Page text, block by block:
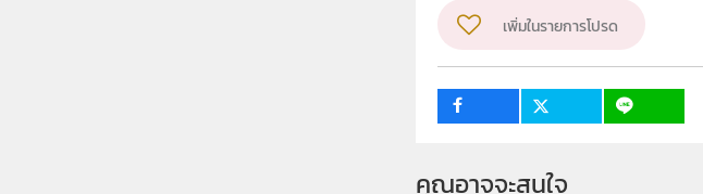
เพิ่มในรายการโปรด
คุณอาจจะสนใจ